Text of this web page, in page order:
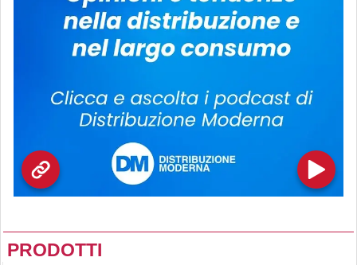
PRODOTTI